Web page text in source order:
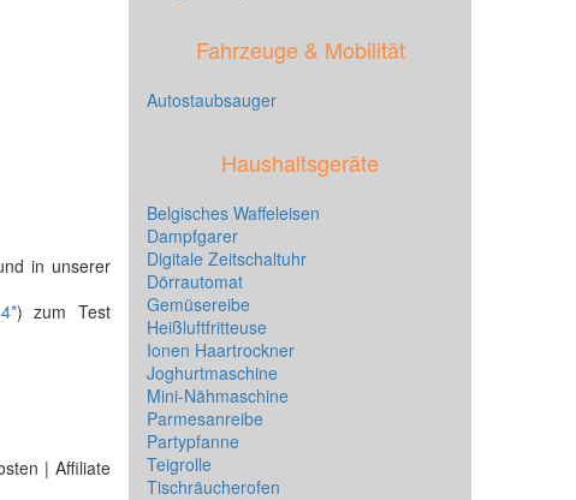
in unserer
) zum Test
| Affiliate
Fahrzeuge & Mobilität
Autostaubsauger
Haushaltsgeräte
Belgisches Waffeleisen
Dampfgarer
Digitale Zeitschaltuhr
Dörrautomat
Gemüsereibe
Heißluftfritteuse
Ionen Haartrockner
Joghurtmaschine
Mini-Nähmaschine
Parmesanreibe
Partypfanne
Teigrolle
Tischräucherofen